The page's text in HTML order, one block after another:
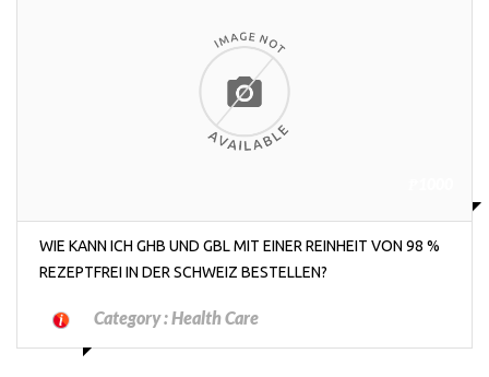
WIE KANN ICH GHB UND GBL MIT EINER REINHEIT VON 98 %
REZEPTFREI IN DER SCHWEIZ BESTELLEN?
Category :Health Care